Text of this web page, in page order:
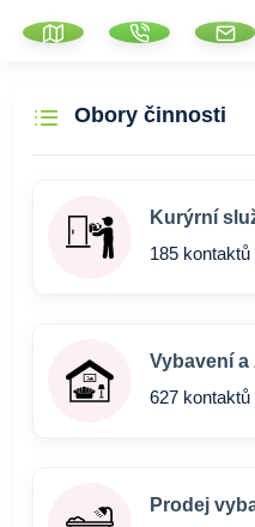
Obory činnosti
Kurýrní
185 kontaktů
Vybavení a
627 kontaktů
Prodej